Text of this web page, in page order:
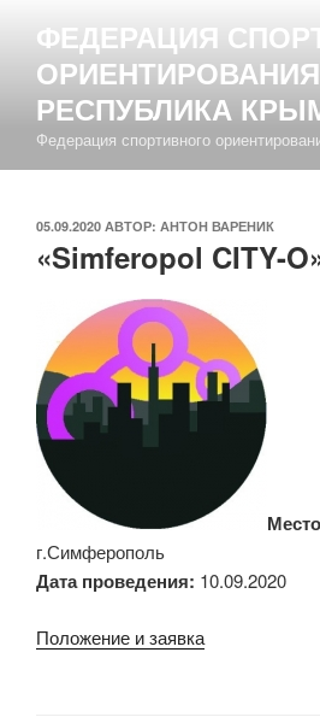
содержимому
ФЕДЕРАЦИЯ
ОРИЕНТИРОВАНИЯ
РЕСПУБЛИКА
Федерация спортивного
ОПУБЛИКОВАНО
05.09.2020 АВТОР: АНТОН ВАРЕНИК
«Simferopol CITY-
г.Симферополь
Дата проведения: 10.09.2020
Положение и заявка